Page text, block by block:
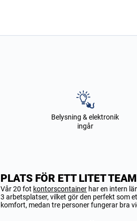
Belysning & elektronik
ingår
PLATS FÖR ETT LITET TEAM
Vår 20 fot kontorscontainer har en intern
3 arbetsplatser, vilket gör den perfekt som
komfort, medan tre personer fungerar bra